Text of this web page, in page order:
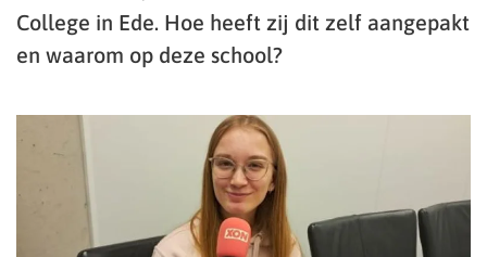
College in Ede. Hoe heeft zij dit zelf aangepakt
en waarom op deze school?